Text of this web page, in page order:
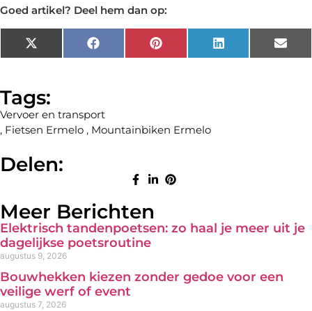
Goed artikel? Deel hem dan op:
X
(Twitter)
Facebook Pinterest LinkedIn
Tags:
Vervoer en transport
, Fietsen Ermelo , Mountainbiken Ermelo
Delen:
Meer Berichten
Elektrisch tandenpoetsen: zo haal je meer uit je
dagelijkse poetsroutine
augustus 9, 2026
Bouwhekken kiezen zonder gedoe voor een
veilige werf of event
augustus 7, 2026